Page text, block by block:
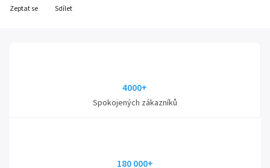
Zeptat se Sdílet
4000+
Spokojených zákazníků
180 000+